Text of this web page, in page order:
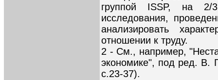
группой ISSP, на 2/
исследования,
анализировать
отношении к труду.
2 - См., например,
экономике", под ред. В.
с.23-37).